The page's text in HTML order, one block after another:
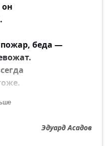
он
пожар, беда —
Эдуард Асадов